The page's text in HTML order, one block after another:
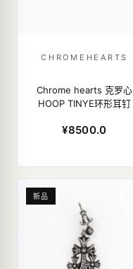
CHROMEHEARTS
Chrome hearts 克罗心
HOOP TINYE环形耳钉
¥8500.0
新品